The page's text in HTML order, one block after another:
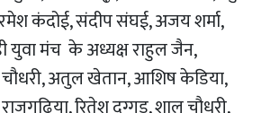
रमेश कंदोई, संदीप संघई, अजय शर्मा,
युवा मंच के अध्यक्ष राहुल जैन,
चौधरी, अतुल खेतान, आशिष केडिया,